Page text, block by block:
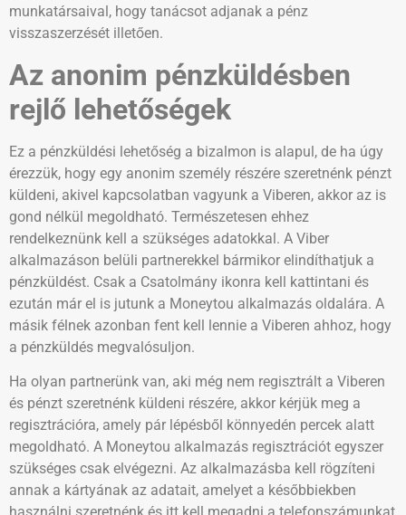
munkatársaival, hogy tanácsot adjanak a pénz
visszaszerzését illetően.
Az anonim pénzküldésben
rejlő lehetőségek
Ez a pénzküldési lehetőség a bizalmon is alapul, de ha úgy
érezzük, hogy egy anonim személy részére szeretnénk pénzt
küldeni, akivel kapcsolatban vagyunk a Viberen, akkor az is
gond nélkül megoldható. Természetesen ehhez
rendelkeznünk kell a szükséges adatokkal. A Viber
alkalmazáson belüli partnerekkel bármikor elindíthatjuk a
pénzküldést. Csak a Csatolmány ikonra kell kattintani és
ezután már el is jutunk a Moneytou alkalmazás oldalára. A
másik félnek azonban fent kell lennie a Viberen ahhoz, hogy
a pénzküldés megvalósuljon.
Ha olyan partnerünk van, aki még nem regisztrált a Viberen
és pénzt szeretnénk küldeni részére, akkor kérjük meg a
regisztrációra, amely pár lépésből könnyedén percek alatt
megoldható. A Moneytou alkalmazás regisztrációt egyszer
szükséges csak elvégezni. Az alkalmazásba kell rögzíteni
annak a kártyának az adatait, amelyet a későbbiekben